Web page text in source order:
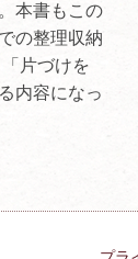
本書もこの
の整理収納
片づけを
内容になっ